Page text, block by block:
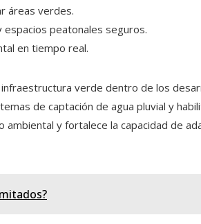
áreas verdes.
espacios peatonales seguros.
en tiempo real.
verde dentro de los
de captación de agua pluvial y
y fortalece la capacidad de